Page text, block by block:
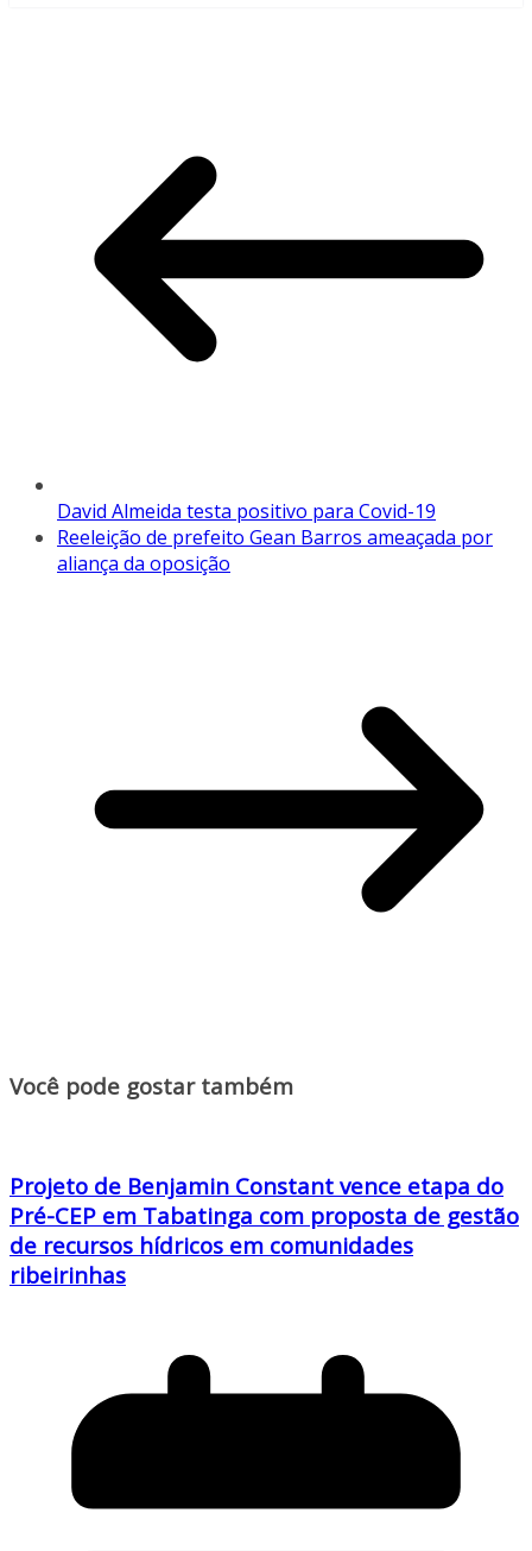
David Almeida testa positivo para Covid-19
Reeleição de prefeito Gean Barros ameaçada por
aliança da oposição
Você pode gostar também
Projeto de Benjamin Constant vence etapa do
Pré-CEP em Tabatinga com proposta de gestão
de recursos hídricos em comunidades
ribeirinhas